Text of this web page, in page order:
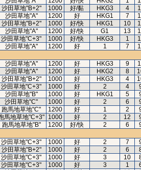
沙田草地"B+2" 1000 好/黏 HKG3 4
沙田草地"A" 1200 好 HKG1 7
沙田草地"B+2" 1000 好/快 HKG1 10
沙田草地"A" 1200 好/快 G1 13
沙田草地"C+3" 1000 好/快 HKG3 1
沙田草地"A" 1200 好 1 7
沙田草地"A" 1200 好 HKG3 9
沙田草地"A" 1200 好 HKG2 8
沙田草地"B+2" 1000 好 HKG3 4
沙田草地"C+3" 1000 好 2 4
沙田草地"B" 1000 好 HKG1 5
沙田草地"C" 1000 好 2 6
跑馬地草地"C" 1200 好 1 2
馬地草地"C+3" 1000 好 2 12
跑馬地草地"B" 1200 好/快 2 6
沙田草地"C+3" 1000 好 2 7
沙田草地"B+2" 1000 好 2 6
沙田草地"C+3" 1000 好 3 10
沙田草地"C+3" 1000 好 3 1